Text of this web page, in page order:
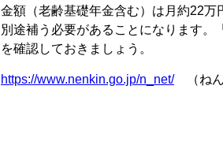
金額（老齢基礎年金含む）は月約22
別途補う必要があることになります
を確認しておきましょう。
https://www.nenkin.go.jp/n_net/（ねん